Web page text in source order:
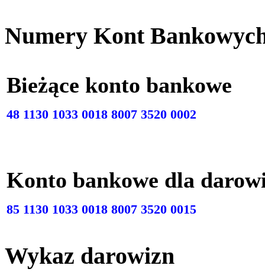
Numery Kont
Bieżące konto
48 1130 1033 0018 8007 3520 0002
Konto bankowe dla
85 1130 1033 0018 8007 3520 0015
Wykaz darowizn